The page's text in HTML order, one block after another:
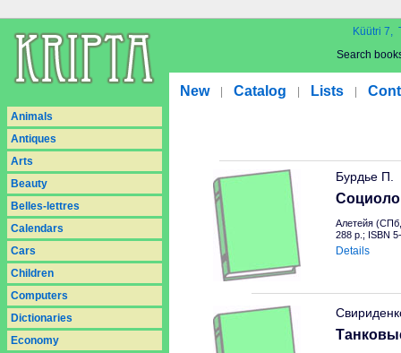
Küütri 7,
Search
New Catalog Lists
Animals
Antiques
Arts
Beauty
Belles-lettres
Calendars
Cars
Children
Computers
Dictionaries
Economy
Бурдье П.
Алетейя
288 p.; ISBN
Details